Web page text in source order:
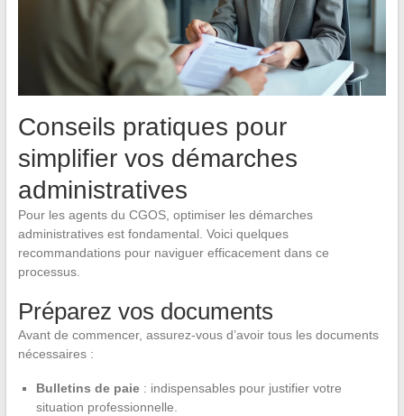
Conseils pratiques pour
simplifier vos démarches
administratives
Pour les agents du CGOS, optimiser les démarches
administratives est fondamental. Voici quelques
recommandations pour naviguer efficacement dans ce
processus.
Préparez vos documents
Avant de commencer, assurez-vous d’avoir tous les documents
nécessaires :
Bulletins de paie: indispensables pour justifier votre
situation professionnelle.